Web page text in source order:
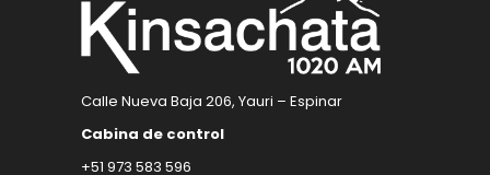
Calle Nueva Baja 206, Yauri – Espinar
Cabina de control
+51 973 583 596